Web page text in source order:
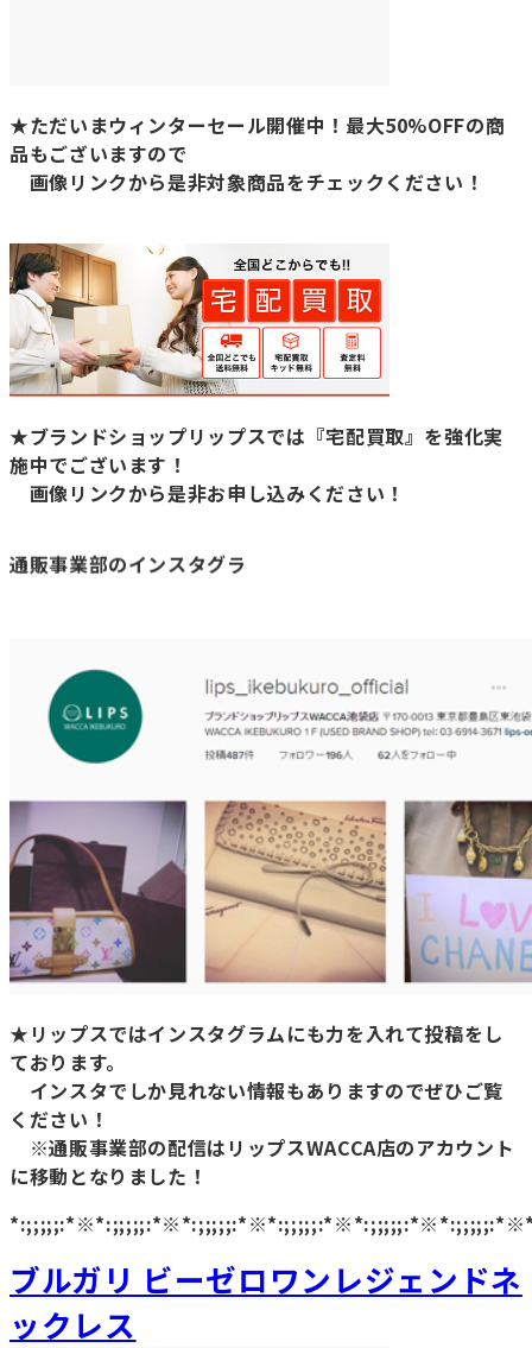
★ただいまウィンターセール開催中！最大50%OFFの商
品もございますので
画像リンクから是非対象商品をチェックください！
★ブランドショップリップスでは『宅配買取』を強化実
施中でございます！
画像リンクから是非お申し込みください！
通販事業部のインスタグラ
★リップスではインスタグラムにも力を入れて投稿をし
ております。
インスタでしか見れない情報もありますのでぜひご覧
ください！
※通販事業部の配信はリップスWACCA店のアカウント
に移動となりました！
ブルガリ ビーゼロワンレジェンドネ
ックレス